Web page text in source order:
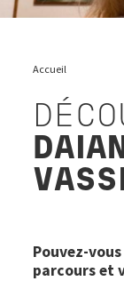
Accueil
Pouvez-
parcours et